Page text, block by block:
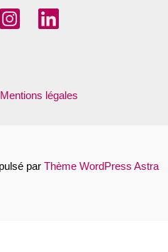
légales
par Thème WordPress Astra